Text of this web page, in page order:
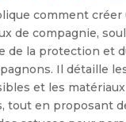
comment créer
de compagnie,
de la protection et
Il détaille
et les matériaux
tout en proposant